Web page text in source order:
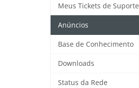
Meus Tickets de Suporte
Anúncios
Base de Conhecimento
Downloads
Status da Rede